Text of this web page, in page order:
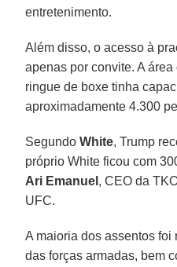
entretenimento.
Além disso, o acesso à
apenas por convite. A
ringue de boxe tinha
aproximadamente 4.300
SegundoWhite, Trump
próprio White ficou com
Ari Emanuel , CEO da
UFC.
A maioria dos assentos foi
das forças armadas, bem